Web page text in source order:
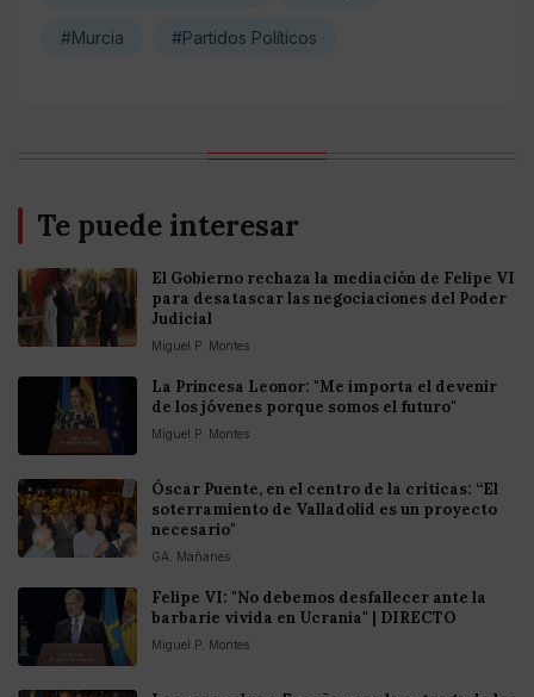
#Murcia #Partidos Políticos
Te puede interesar
El Gobierno rechaza la mediación de Felipe VI
para desatascar las negociaciones del Poder
Judicial
Miguel P. Montes
La Princesa Leonor: "Me importa el devenir
de los jóvenes porque somos el futuro"
Miguel P. Montes
Óscar Puente, en el centro de la críticas: “El
soterramiento de Valladolid es un proyecto
necesario"
GA. Mañanes
Felipe VI: "No debemos desfallecer ante la
barbarie vivida en Ucrania" | DIRECTO
Miguel P. Montes